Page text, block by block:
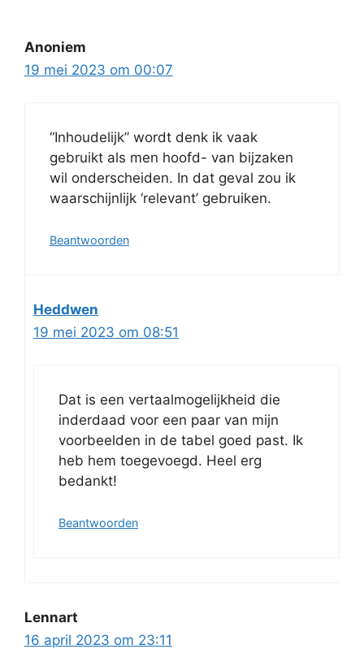
Anoniem
19 mei 2023 om 00:07
“Inhoudelijk” wordt denk ik vaak
gebruikt als men hoofd- van bijzaken
wil onderscheiden. In dat geval zou ik
waarschijnlijk ‘relevant’ gebruiken.
Beantwoorden
Heddwen
19 mei 2023 om 08:51
Dat is een vertaalmogelijkheid die
inderdaad voor een paar van mijn
voorbeelden in de tabel goed past. Ik
heb hem toegevoegd. Heel erg
bedankt!
Beantwoorden
Lennart
16 april 2023 om 23:11